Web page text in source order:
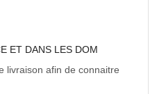
ET DANS LES DOM
livraison afin de connaitre